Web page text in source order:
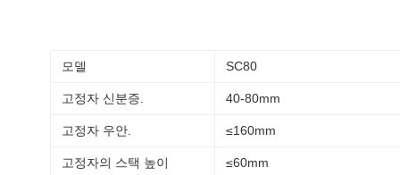
모델 SC80
고정자 신분증. 40-80mm
고정자 우안. ≤160mm
고정자의 스택 높이 ≤60mm